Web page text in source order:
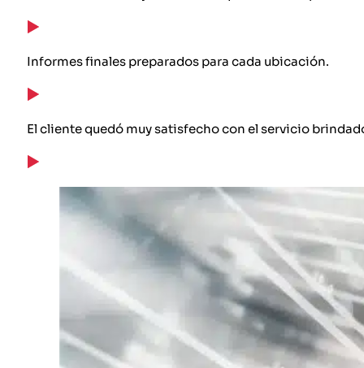
Informes finales preparados para cada ubicación.
El cliente quedó muy satisfecho con el servicio